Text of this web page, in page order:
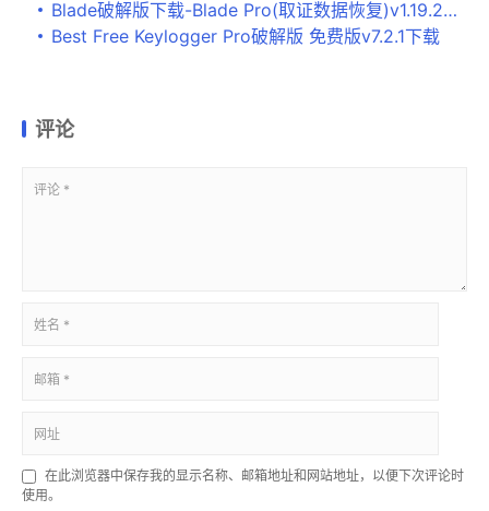
Blade破解版下载-Blade Pro(取证数据恢复)v1.19.23082.04免费版
Best Free Keylogger Pro破解版 免费版v7.2.1下载
评论
在此浏览器中保存我的显示名称、邮箱地址和网站地址，以便下次评论时
使用。